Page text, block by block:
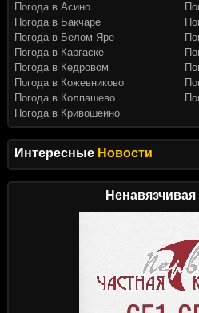
Интересные Новости
Ненавязчивая
Погода в Асино
Погода в Бакчаре
Погода в Белом Яре
Погода в Каргаске
Погода в Кедровом
Погода в Кожевниково
Погода в Колпашево
Погода в Кривошеино